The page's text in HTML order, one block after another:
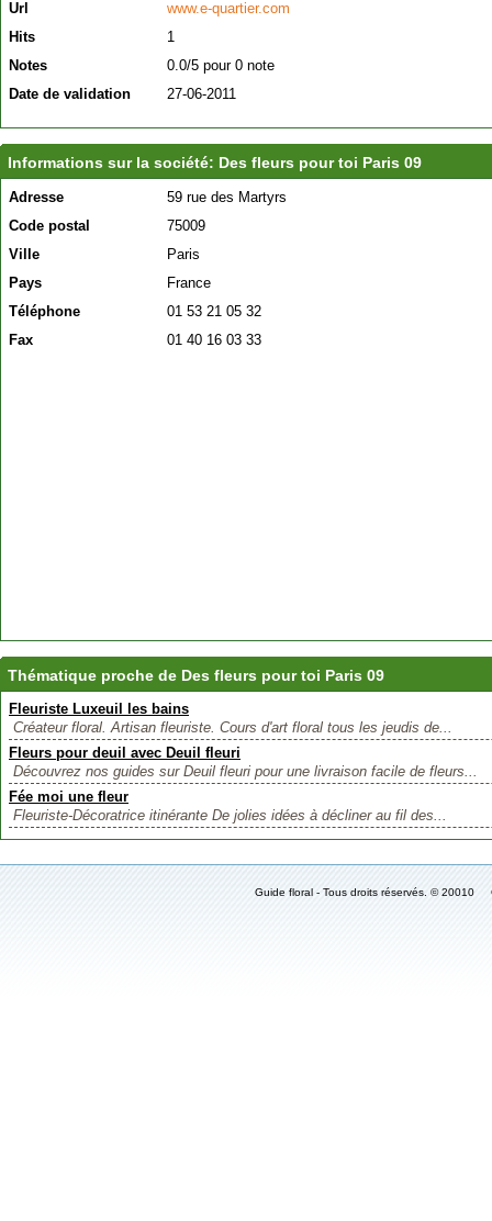
Url
www.e-quartier.com
Hits
1
Notes
0.0/5 pour 0 note
Date de validation
27-06-2011
Informations sur la société: Des fleurs pour toi Paris 09
Adresse
59 rue des Martyrs
Code postal
75009
Ville
Paris
Pays
France
Téléphone
01 53 21 05 32
Fax
01 40 16 03 33
Thématique proche de Des fleurs pour toi Paris 09
Fleuriste Luxeuil les bains
Créateur floral. Artisan fleuriste. Cours d'art floral tous les jeudis de...
Fleurs pour deuil avec Deuil fleuri
Découvrez nos guides sur Deuil fleuri pour une livraison facile de fleurs...
Fée moi une fleur
Fleuriste-Décoratrice itinérante De jolies idées à décliner au fil des...
Guide floral - Tous droits réservés. ©